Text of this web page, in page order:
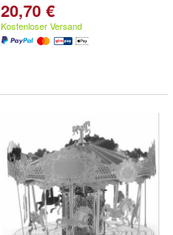
20,70 €
Kostenloser Versand